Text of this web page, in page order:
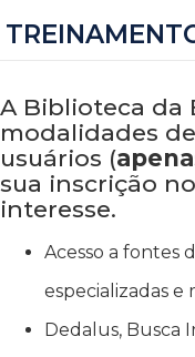
A Biblioteca da
modalidades de
usuários (
sua inscrição
interesse.
Acesso a fontes
especializadas
Dedalus, Busca